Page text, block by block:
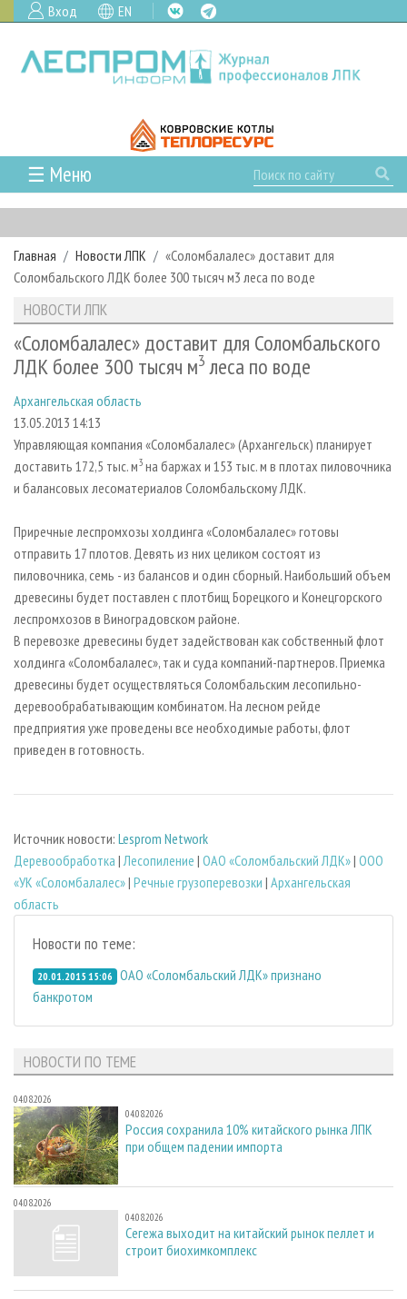
Вход EN
☰ Меню
ГЛАВНАЯ
РУБРИКИ И ТЕМЫ
РУБРИКИ ЖУРНАЛА
ЛЕСОЗАГОТОВКА
ЛЕСОПИЛЕНИЕ
СУШКА ДРЕВЕСИНЫ
ПРОИЗВОДСТВО ДРЕВЕСНЫХ ПЛИТ
ДЕРЕВЯННОЕ ДОМОСТРОЕНИЕ
БИОЭНЕРГЕТИКА
ЦБП
ИНСТРУМЕНТ И МАТЕРИАЛЫ
НОВОСТИ
НОВОСТИ ЛПК
НОВОСТИ ЖУРНАЛА
ПРОЕКТЫ ЛПИ
АНАЛИТИКА
ПРЕДПРИЯТИЯ ЛПК
ПЕРСОНЫ
МОБИЛЬНЫЕ ВЫСТАВКИ
ОФИЦИАЛЬНЫЕ ДЕЛЕГАЦИИ
RUSSIAN FORESTRY REVIEW
ГАЗЕТА ЛЕСПРОМФОРУМ
БИБЛИОТЕКА СПЕЦИАЛИСТА
АРХИВ
АРХИВ ЖУРНАЛОВ
О ЖУРНАЛЕ
ПОДПИСКА
КОНТАКТЫ
РЕКЛАМОДАТЕЛЯМ
РЕКЛАМА
РЕКЛАМА НА САЙТЕ
Главная Новости ЛПК
«Соломбалалес» доставит для
Соломбальского ЛДК более 300 тысяч м3 леса по воде
НОВОСТИ ЛПК
«Соломбалалес» доставит для Соломбальского
ЛДК более 300 тысяч м3 леса по воде
Архангельская область
13.05.2013 14:13
Управляющая компания «Соломбалалес» (Архангельск) планирует
доставить 172,5 тыс. м3 на баржах и 153 тыс. м в плотах пиловочника
и балансовых лесоматериалов Соломбальскому ЛДК.
Приречные леспромхозы холдинга «Соломбалалес» готовы
отправить 17 плотов. Девять из них целиком состоят из
пиловочника, семь - из балансов и один сборный. Наибольший объем
древесины будет поставлен с плотбищ Борецкого и Конецгорского
леспромхозов в Виноградовском районе.
В перевозке древесины будет задействован как собственный флот
холдинга «Соломбалалес», так и суда компаний-партнеров. Приемка
древесины будет осуществляться Соломбальским лесопильно-
деревообрабатывающим комбинатом. На лесном рейде
предприятия уже проведены все необходимые работы, флот
приведен в готовность.
Источник новости: Lesprom Network
Деревообработка |Лесопиление | ОАО «Соломбальский ЛДК»| ООО
«УК «Соломбалалес»| Речные грузоперевозки | Архангельская
область
Новости по теме:
20.01.2015 15:06 ОАО «Соломбальский ЛДК» признано
банкротом
НОВОСТИ ПО ТЕМЕ
04.08.2026
04.08.2026
Россия сохранила 10% китайского рынка ЛПК
при общем падении импорта
04.08.2026
04.08.2026
Сегежа выходит на китайский рынок пеллет и
строит биохимкомплекс